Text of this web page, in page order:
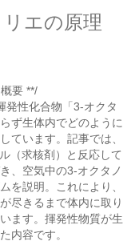
エの原理
要 **/
発性化合物「3-オクタ
ず生体内でどのように
ています。記事では、
（求核剤）と反応して
、空気中の3-オクタノ
を説明。これにより、
尽きるまで体内に取り
ます。揮発性物質が生
内容です。